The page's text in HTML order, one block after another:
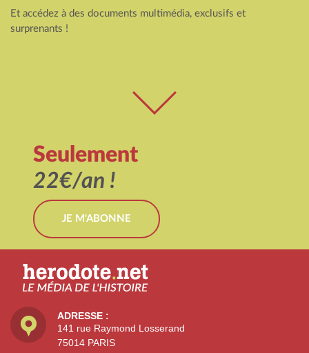
Et accédez à des documents multimédia, exclusifs et
surprenants !
Seulement
22€/an !
JE M'ABONNE
ADRESSE :
141 rue Raymond Losserand
75014 PARIS